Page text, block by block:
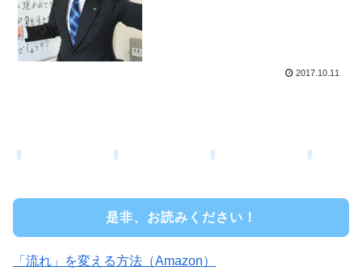
2017.10.11
是非、お読みください！
「流れ」を変える方法（Amazon）